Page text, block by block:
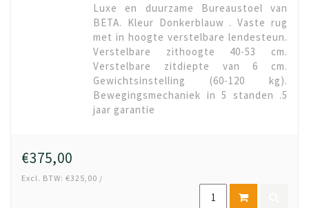
Luxe en duurzame Bureaustoel van
BETA. Kleur Donkerblauw . Vaste rug
met in hoogte verstelbare lendesteun.
Verstelbare zithoogte 40-53 cm.
Verstelbare zitdiepte van 6 cm.
Gewichtsinstelling (60-120 kg).
Bewegingsmechaniek in 5 standen .5
jaar garantie
€375,00
Excl. BTW: €325,00 /